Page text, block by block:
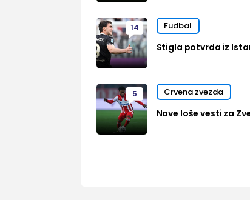
14 Fudbal
Stigla potvrda iz
5 Crvena zvezda
Nove loše vesti za